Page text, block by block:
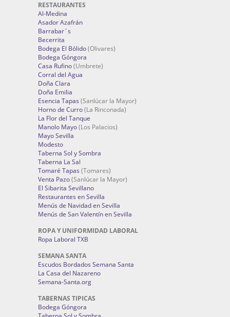
RESTAURANTES
Al-Medina
Asador Azafrán
Barrabar´s
Becerrita
Bodega El Bólido(Olivares)
Bodega Góngora
Casa Rufino(Umbrete)
Corral del Agua
Doña Clara
Doña Emilia
Esencia Tapas (Sanlúcar la Mayor)
Horno de Curro(La Rinconada)
La Flor del Tanque
Manolo Mayo(Los Palacios)
Mayo Sevilla
Modesto
Taberna Sol y Sombra
Taberna La Sal
Tomaré Tapas (Tomares)
Venta Pazo(Sanlúcar la Mayor)
El Sibarita Sevillano
Restaurantes en Sevilla
Menús de Navidad en Sevilla
Menús de San Valentín en Sevilla
ROPA Y UNIFORMIDAD LABORAL
Ropa Laboral TXB
SEMANA SANTA
Escudos Bordados Semana Santa
La Casa del Nazareno
Semana-Santa.org
TABERNAS TIPICAS
Bodega Góngora